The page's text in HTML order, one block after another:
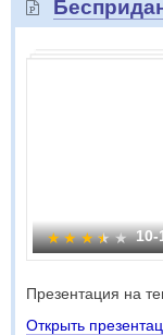
10-
Презентация на
Открыть